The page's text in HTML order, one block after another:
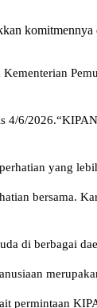
6/
yang
bersama.
di berbagai
permintaan